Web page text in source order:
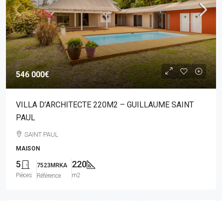
546 000€
VILLA D’ARCHITECTE 220M2 – GUILLAUME SAINT
PAUL
SAINT PAUL
MAISON
5
Pièces
7523MRKA
Référence
220
m2